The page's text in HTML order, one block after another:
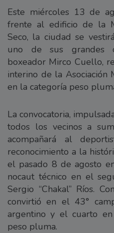
Este miércoles 13 de
frente al edificio de la
Seco, la ciudad se
uno de sus grandes
boxeador Mirco Cuello,
interino de la Asociación
en la categoría peso
La convocatoria,
todos los vecinos a
acompañará al
reconocimiento a la
el pasado 8 de agosto
nocaut técnico en el
Sergio “Chakal” Ríos.
convirtió en el 43°
argentino y el cuarto
peso pluma.